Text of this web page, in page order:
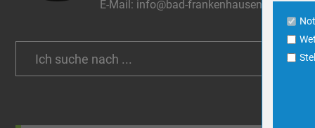
E-Mail: info@bad-frankenhausen.de
Name
Anbieter